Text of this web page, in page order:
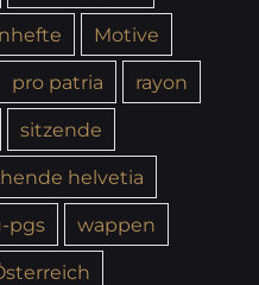
Motive
pro patria
rayon
sitzende
helvetia
pgs
wappen